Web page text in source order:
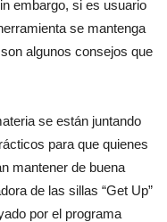
embargo, si es usuario
se mantenga
algunos consejos que
se están juntando
para que quienes
mantener de buena
de las sillas “Get Up”
por el programa